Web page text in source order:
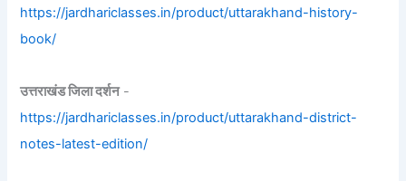
https://jardhariclasses.in/product/uttarakhand-history-
book/
उत्तराखंड जिला दर्शन-
https://jardhariclasses.in/product/uttarakhand-district-
notes-latest-edition/